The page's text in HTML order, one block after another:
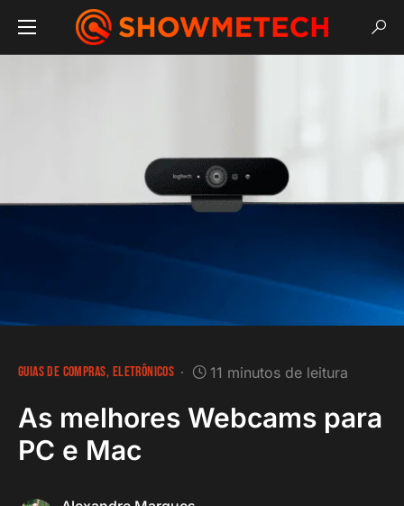
GUIAS DE COMPRAS ELETRÔNICOS 11 minutos de leitura
As melhores Webcams para
PC e Mac